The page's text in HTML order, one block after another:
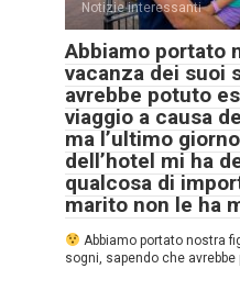
Notizie interessanti
Abbiamo portato
vacanza dei suoi
avrebbe potuto
viaggio a causa
ma l’ultimo
dell’hotel mi ha
qualcosa di
marito non le ha
Abbiamo portato nostra
sogni, sapendo che avrebbe